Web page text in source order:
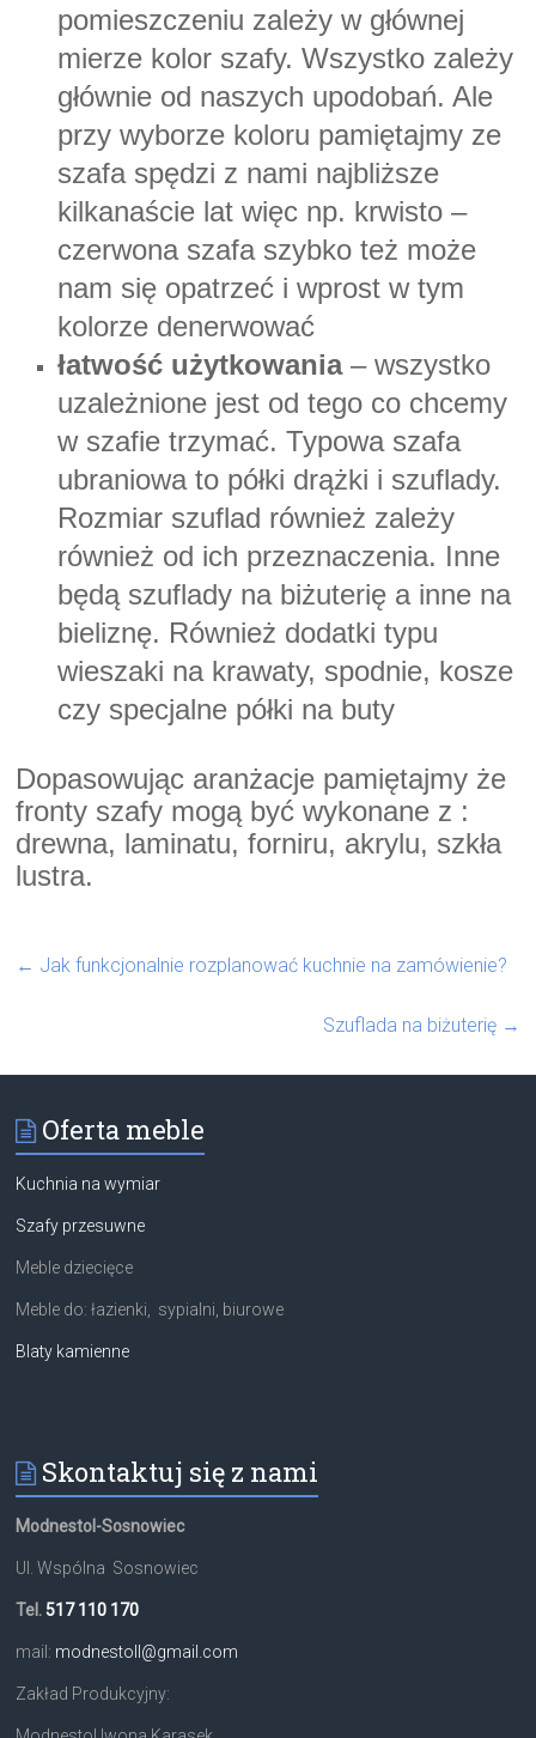
pomieszczeniu zależy w głównej
mierze kolor szafy. Wszystko zależy
głównie od naszych upodobań. Ale
przy wyborze koloru pamiętajmy ze
szafa spędzi z nami najbliższe
kilkanaście lat więc np. krwisto –
czerwona szafa szybko też może
nam się opatrzeć i wprost w tym
kolorze denerwować
łatwość użytkowania– wszystko
uzależnione jest od tego co chcemy
w szafie trzymać. Typowa szafa
ubraniowa to półki drążki i szuflady.
Rozmiar szuflad również zależy
również od ich przeznaczenia. Inne
będą szuflady na biżuterię a inne na
bieliznę. Również dodatki typu
wieszaki na krawaty, spodnie, kosze
czy specjalne półki na buty
Dopasowując aranżacje pamiętajmy że
fronty szafy mogą być wykonane z :
drewna, laminatu, forniru, akrylu, szkła
lustra.
← Jak funkcjonalnie rozplanować kuchnie na zamówienie?
Szuflada na biżuterię →
Oferta meble
Kuchnia na wymiar
Szafy przesuwne
Meble dziecięce
Meble do: łazienki, sypialni, biurowe
Blaty kamienne
Skontaktuj się z nami
Modnestol-Sosnowiec
Ul. Wspólna Sosnowiec
Tel. 517 110 170
mail: modnestoll@gmail.com
Zakład Produkcyjny: